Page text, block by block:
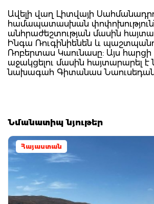
Ավելի վաղ Լիտվայի
համապատասխան
անհրաժեշտության մասին
Ինգա Ռուգինիենեն և
Ռոբերտաս Կաունասը: Այս
աջակցելու մասին հայտարարել
նախագահ Գիտանաս
Նմանատիպ նյութեր
Հայաստան